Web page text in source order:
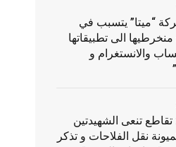
“ميتا” يتسبب في
الى تطبيقاتها
والانستغرام و
تنعى الشهيدتين
نقل الفلاحات و تذكر